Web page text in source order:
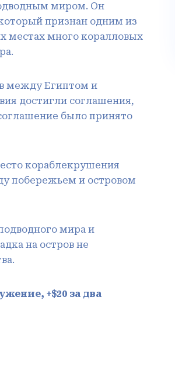
миром. Он
признан одним из
местах много коралловых
между Египтом и
достигли соглашения,
было принято
кораблекрушения
побережьем и островом
мира и
на остров не
+$20 за два